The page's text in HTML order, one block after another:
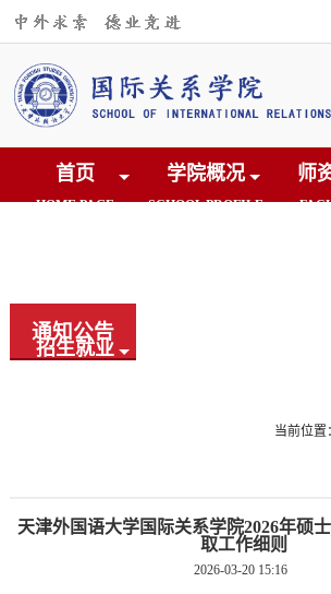
首页
HOME PAGE
学院概况
SCHOOL PROFILE
师
招生就业
通知公告
当前位
天津外国语大学国际关系学院2026年硕
取工作细则
2026-03-20 15:16